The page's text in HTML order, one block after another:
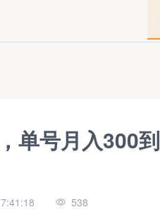
单号月入300到
538